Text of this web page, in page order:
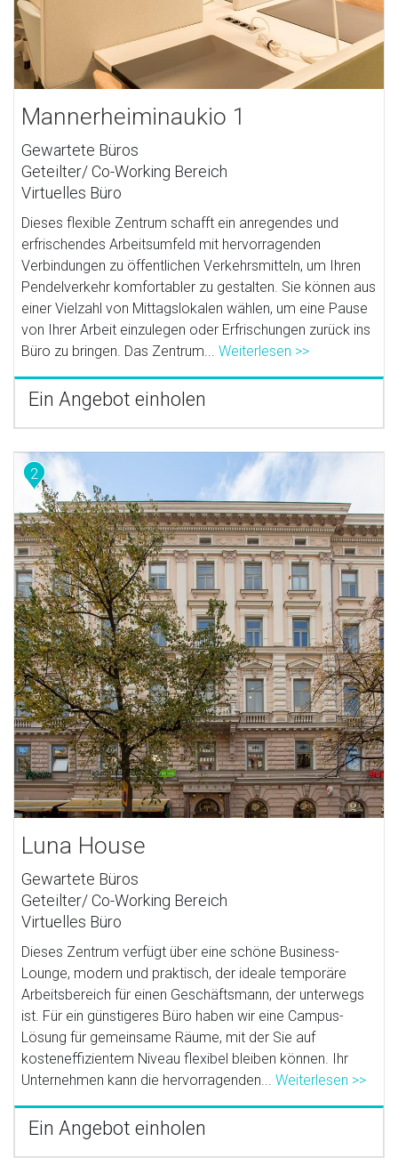
Mannerheiminaukio 1
Gewartete Büros
Geteilter/ Co-Working Bereich
Virtuelles Büro
Dieses flexible Zentrum schafft ein anregendes und
erfrischendes Arbeitsumfeld mit hervorragenden
Verbindungen zu öffentlichen Verkehrsmitteln, um Ihren
Pendelverkehr komfortabler zu gestalten. Sie können aus
einer Vielzahl von Mittagslokalen wählen, um eine Pause
von Ihrer Arbeit einzulegen oder Erfrischungen zurück ins
Büro zu bringen. Das Zentrum...Weiterlesen >>
Ein Angebot einholen
2
Luna House
Gewartete Büros
Geteilter/ Co-Working Bereich
Virtuelles Büro
Dieses Zentrum verfügt über eine schöne Business-
Lounge, modern und praktisch, der ideale temporäre
Arbeitsbereich für einen Geschäftsmann, der unterwegs
ist. Für ein günstigeres Büro haben wir eine Campus-
Lösung für gemeinsame Räume, mit der Sie auf
kosteneffizientem Niveau flexibel bleiben können. Ihr
Unternehmen kann die hervorragenden...Weiterlesen >>
Ein Angebot einholen